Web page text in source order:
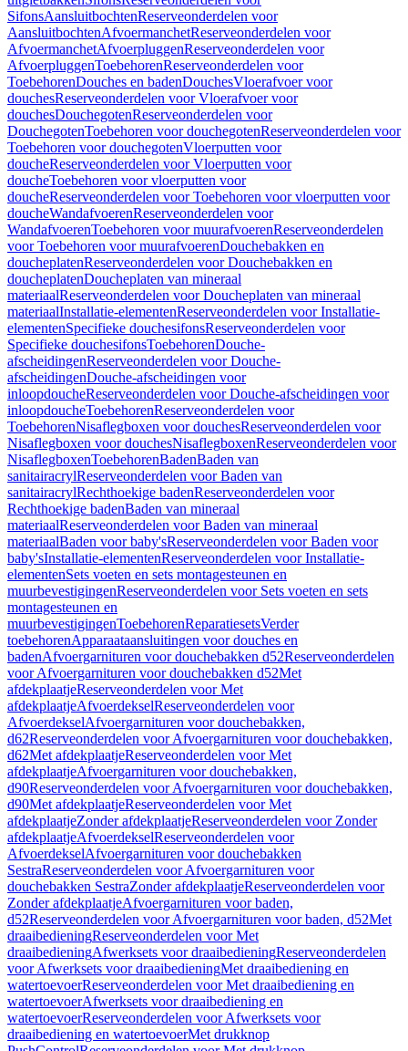
SifonsAansluitbochtenReserveonderdelen voor
AansluitbochtenAfvoermanchetReserveonderdelen voor
AfvoermanchetAfvoerpluggenReserveonderdelen voor
AfvoerpluggenToebehorenReserveonderdelen voor
ToebehorenDouches en badenDouchesVloerafvoer voor
douchesReserveonderdelen voor Vloerafvoer voor
douchesDouchegotenReserveonderdelen voor
DouchegotenToebehoren voor douchegotenReserveonderdelen voor
Toebehoren voor douchegotenVloerputten voor
doucheReserveonderdelen voor Vloerputten voor
doucheToebehoren voor vloerputten voor
doucheReserveonderdelen voor Toebehoren voor vloerputten voor
doucheWandafvoerenReserveonderdelen voor
WandafvoerenToebehoren voor muurafvoerenReserveonderdelen
voor Toebehoren voor muurafvoerenDouchebakken en
doucheplatenReserveonderdelen voor Douchebakken en
doucheplatenDoucheplaten van mineraal
materiaalReserveonderdelen voor Doucheplaten van mineraal
materiaalInstallatie-elementenReserveonderdelen voor Installatie-
elementenSpecifieke douchesifonsReserveonderdelen voor
Specifieke douchesifonsToebehorenDouche-
afscheidingenReserveonderdelen voor Douche-
afscheidingenDouche-afscheidingen voor
inloopdoucheReserveonderdelen voor Douche-afscheidingen voor
inloopdoucheToebehorenReserveonderdelen voor
ToebehorenNisaflegboxen voor douchesReserveonderdelen voor
Nisaflegboxen voor douchesNisaflegboxenReserveonderdelen voor
NisaflegboxenToebehorenBadenBaden van
sanitairacrylReserveonderdelen voor Baden van
sanitairacrylRechthoekige badenReserveonderdelen voor
Rechthoekige badenBaden van mineraal
materiaalReserveonderdelen voor Baden van mineraal
materiaalBaden voor baby'sReserveonderdelen voor Baden voor
baby'sInstallatie-elementenReserveonderdelen voor Installatie-
elementenSets voeten en sets montagesteunen en
muurbevestigingenReserveonderdelen voor Sets voeten en sets
montagesteunen en
muurbevestigingenToebehorenReparatiesetsVerder
toebehorenApparaataansluitingen voor douches en
badenAfvoergarnituren voor douchebakken d52Reserveonderdelen
voor Afvoergarnituren voor douchebakken d52Met
afdekplaatjeReserveonderdelen voor Met
afdekplaatjeAfvoerdekselReserveonderdelen voor
AfvoerdekselAfvoergarnituren voor douchebakken,
d62Reserveonderdelen voor Afvoergarnituren voor douchebakken,
d62Met afdekplaatjeReserveonderdelen voor Met
afdekplaatjeAfvoergarnituren voor douchebakken,
d90Reserveonderdelen voor Afvoergarnituren voor douchebakken,
d90Met afdekplaatjeReserveonderdelen voor Met
afdekplaatjeZonder afdekplaatjeReserveonderdelen voor Zonder
afdekplaatjeAfvoerdekselReserveonderdelen voor
AfvoerdekselAfvoergarnituren voor douchebakken
SestraReserveonderdelen voor Afvoergarnituren voor
douchebakken SestraZonder afdekplaatjeReserveonderdelen voor
Zonder afdekplaatjeAfvoergarnituren voor baden,
d52Reserveonderdelen voor Afvoergarnituren voor baden, d52Met
draaibedieningReserveonderdelen voor Met
draaibedieningAfwerksets voor draaibedieningReserveonderdelen
voor Afwerksets voor draaibedieningMet draaibediening en
watertoevoerReserveonderdelen voor Met draaibediening en
watertoevoerAfwerksets voor draaibediening en
watertoevoerReserveonderdelen voor Afwerksets voor
draaibediening en watertoevoerMet drukknop